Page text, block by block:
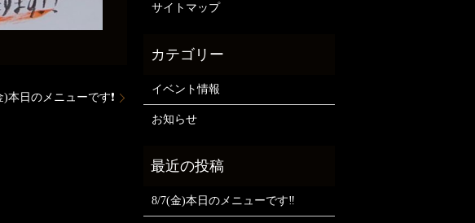
)本日のメニューです❗
サイトマップ
イベント情報
お知らせ
8/7(金)本日のメニューです‼️